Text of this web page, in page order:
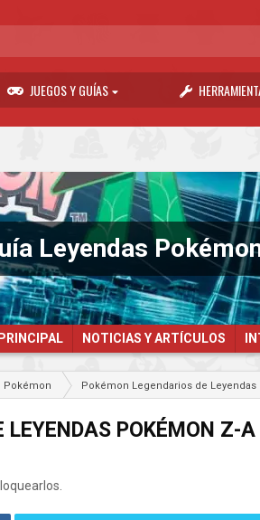
JUEGOS Y GUÍAS
Leyendas
NOTICIAS Y ARTÍCULOS
Pokémon Pokémon Legendarios de
LEYENDAS POKÉMON Z-